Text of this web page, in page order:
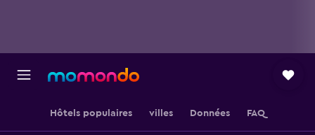
Hôtels populaires villes Données FAQ